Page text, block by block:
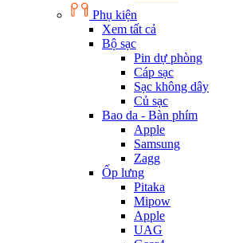
Phụ kiện
Xem tất cả
Bộ sạc
Pin dự phòng
Cáp sạc
Sạc không dây
Củ sạc
Bao da - Bàn phím
Apple
Samsung
Zagg
Ốp lưng
Pitaka
Mipow
Apple
UAG